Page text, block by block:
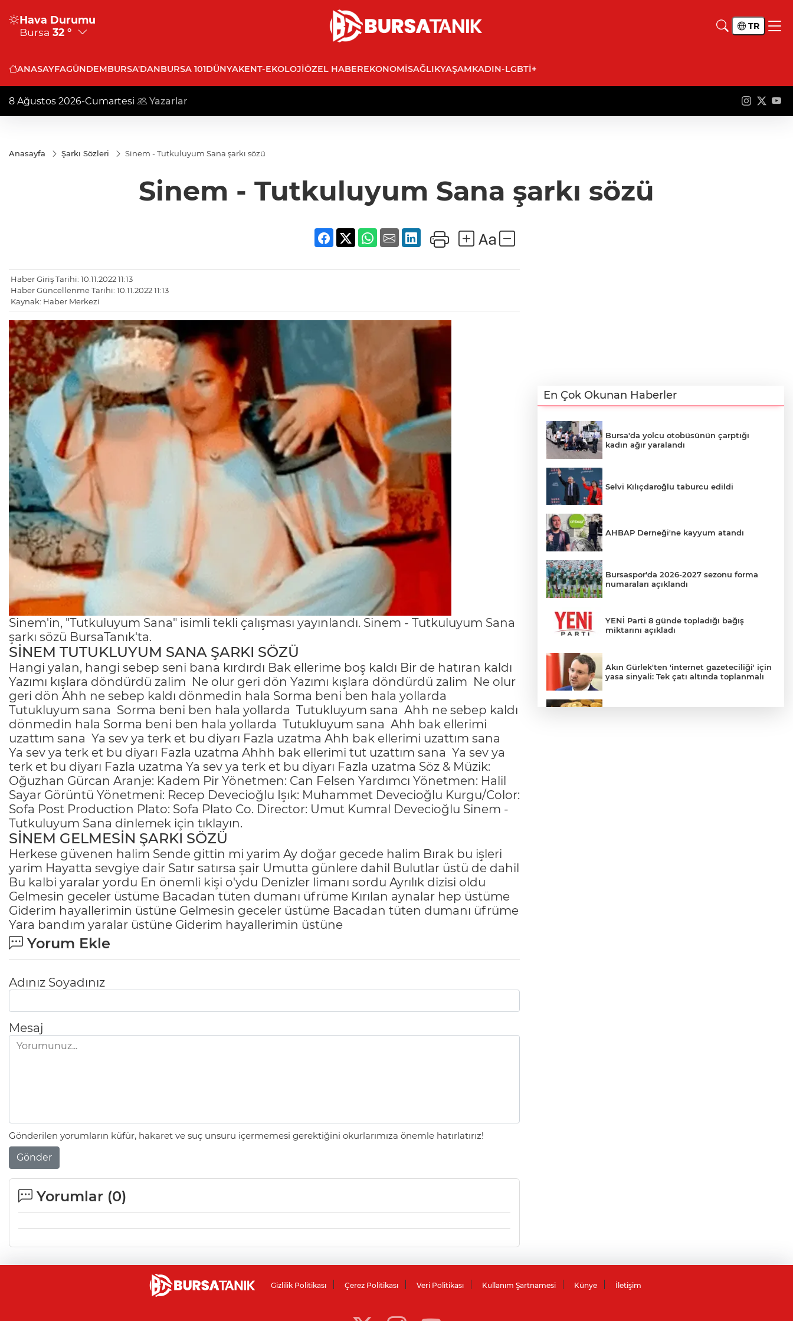
Hava Durumu
Bursa 32 ° TR
ANASAYFAGÜNDEMBURSA'DANBURSA 101DÜNYAKENT-EKOLOJIÖZEL HABEREKONOMISAĞLIKYAŞAMKADIN-LGBTİ+
8 Ağustos 2026-Cumartesi Yazarlar
Anasayfa Şarkı Sözleri Sinem - Tutkuluyum Sana şarkı sözü
Sinem - Tutkuluyum Sana şarkı sözü
Haber Giriş Tarihi: 10.11.2022 11:13
Haber Güncellenme Tarihi: 10.11.2022 11:13
Kaynak: Haber Merkezi
Sinem'in, "Tutkuluyum Sana" isimli tekli çalışması yayınlandı. Sinem - Tutkuluyum Sana
şarkı sözü BursaTanık'ta.
SİNEM TUTUKLUYUM SANA ŞARKI SÖZÜ
Hangi yalan, hangi sebep seni bana kırdırdı Bak ellerime boş kaldı Bir de hatıran kaldı
Yazımı kışlara döndürdü zalim Ne olur geri dön Yazımı kışlara döndürdü zalim Ne olur
geri dön Ahh ne sebep kaldı dönmedin hala Sorma beni ben hala yollarda
Tutukluyum sana Sorma beni ben hala yollarda Tutukluyum sana Ahh ne sebep kaldı
dönmedin hala Sorma beni ben hala yollarda Tutukluyum sana Ahh bak ellerimi
uzattım sana Ya sev ya terk et bu diyarı Fazla uzatma Ahh bak ellerimi uzattım sana
Ya sev ya terk et bu diyarı Fazla uzatma Ahhh bak ellerimi tut uzattım sana Ya sev ya
terk et bu diyarı Fazla uzatma Ya sev ya terk et bu diyarı Fazla uzatma Söz & Müzik:
Oğuzhan Gürcan Aranje: Kadem Pir Yönetmen: Can Felsen Yardımcı Yönetmen: Halil
Sayar Görüntü Yönetmeni: Recep Devecioğlu Işık: Muhammet Devecioğlu Kurgu/Color:
Sofa Post Production Plato: Sofa Plato Co. Director: Umut Kumral Devecioğlu Sinem -
Tutkuluyum Sana dinlemek için tıklayın.
SİNEM GELMESİN ŞARKI SÖZÜ
Herkese güvenen halim Sende gittin mi yarim Ay doğar gecede halim Bırak bu işleri
yarim Hayatta sevgiye dair Satır satırsa şair Umutta günlere dahil Bulutlar üstü de dahil
Bu kalbi yaralar yordu En önemli kişi o'ydu Denizler limanı sordu Ayrılık dizisi oldu
Gelmesin geceler üstüme Bacadan tüten dumanı üfrüme Kırılan aynalar hep üstüme
Giderim hayallerimin üstüne Gelmesin geceler üstüme Bacadan tüten dumanı üfrüme
Yara bandım yaralar üstüne Giderim hayallerimin üstüne
Yorum Ekle
Adınız Soyadınız
Mesaj
Gönderilen yorumların küfür, hakaret ve suç unsuru içermemesi gerektiğini okurlarımıza önemle hatırlatırız!
Gönder
Yorumlar (0)
En Çok Okunan Haberler
Bursa'da yolcu otobüsünün çarptığı
kadın ağır yaralandı
Selvi Kılıçdaroğlu taburcu edildi
AHBAP Derneği'ne kayyum atandı
Bursaspor'da 2026-2027 sezonu forma
numaraları açıklandı
YENİ Parti 8 günde topladığı bağış
miktarını açıkladı
Akın Gürlek'ten 'internet gazeteciliği' için
yasa sinyali: Tek çatı altında toplanmalı
Gizlilik Politikası Çerez Politikası Veri Politikası Kullanım Şartnamesi Künye İletişim